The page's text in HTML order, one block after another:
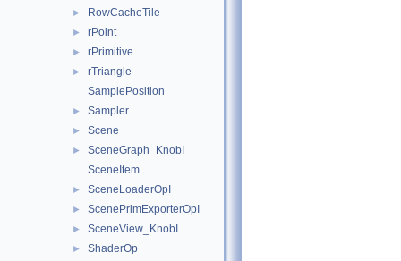
► RowCacheTile
► rPoint
► rPrimitive
►
rTriangle
SamplePosition
► Sampler
► Scene
►
SceneGraph_KnobI
SceneItem
► SceneLoaderOpI
► ScenePrimExporterOpI
► SceneView_KnobI
► ShaderOp